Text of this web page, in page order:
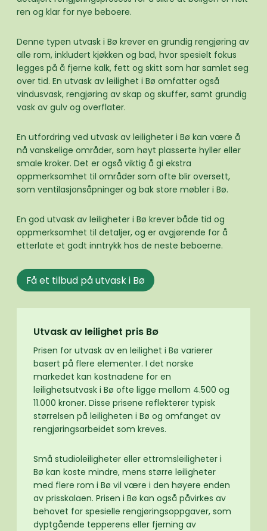
ren og klar for nye beboere.
Denne typen utvask i Bø krever en grundig rengjøring av
alle rom, inkludert kjøkken og bad, hvor spesielt fokus
legges på å fjerne kalk, fett og skitt som har samlet seg
over tid. En utvask av leilighet i Bø omfatter også
vindusvask, rengjøring av skap og skuffer, samt grundig
vask av gulv og overflater.
En utfordring ved utvask av leiligheter i Bø kan være å
nå vanskelige områder, som høyt plasserte hyller eller
smale kroker. Det er også viktig å gi ekstra
oppmerksomhet til områder som ofte blir oversett,
som ventilasjonsåpninger og bak store møbler i Bø.
En god utvask av leiligheter i Bø krever både tid og
oppmerksomhet til detaljer, og er avgjørende for å
etterlate et godt inntrykk hos de neste beboerne.
Få et tilbud på utvask i Bø
Utvask av leilighet pris Bø
Prisen for utvask av en leilighet i Bø varierer
basert på flere elementer. I det norske
markedet kan kostnadene for en
leilighetsutvask i Bø ofte ligge mellom 4.500 og
11.000 kroner. Disse prisene reflekterer typisk
størrelsen på leiligheten i Bø og omfanget av
rengjøringsarbeidet som kreves.
Små studioleiligheter eller ettromsleiligheter i
Bø kan koste mindre, mens større leiligheter
med flere rom i Bø vil være i den høyere enden
av prisskalaen. Prisen i Bø kan også påvirkes av
behovet for spesielle rengjøringsoppgaver, som
dyptgående tepperens eller fjerning av